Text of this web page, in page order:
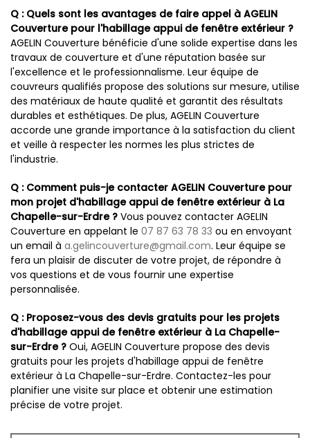
Q : Quels sont les avantages de faire appel à AGELIN
Couverture pour l'habillage appui de fenêtre extérieur ?
AGELIN Couverture bénéficie d'une solide expertise dans les
travaux de couverture et d'une réputation basée sur
l'excellence et le professionnalisme. Leur équipe de
couvreurs qualifiés propose des solutions sur mesure, utilise
des matériaux de haute qualité et garantit des résultats
durables et esthétiques. De plus, AGELIN Couverture
accorde une grande importance à la satisfaction du client
et veille à respecter les normes les plus strictes de
l'industrie.
Q : Comment puis-je contacter AGELIN Couverture pour
mon projet d'habillage appui de fenêtre extérieur à La
Chapelle-sur-Erdre ? Vous pouvez contacter AGELIN
Couverture en appelant le 07 87 63 78 33 ou en envoyant
un email à a.gelincouverture@gmail.com. Leur équipe se
fera un plaisir de discuter de votre projet, de répondre à
vos questions et de vous fournir une expertise
personnalisée.
Q : Proposez-vous des devis gratuits pour les projets
d'habillage appui de fenêtre extérieur à La Chapelle-
sur-Erdre ? Oui, AGELIN Couverture propose des devis
gratuits pour les projets d'habillage appui de fenêtre
extérieur à La Chapelle-sur-Erdre. Contactez-les pour
planifier une visite sur place et obtenir une estimation
précise de votre projet.